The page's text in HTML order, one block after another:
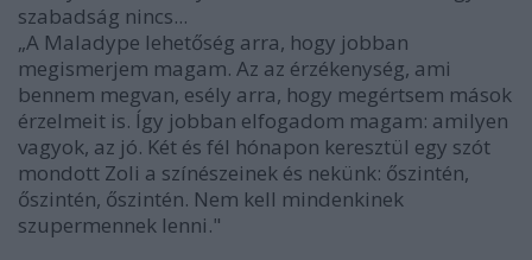
szabadság nincs...
„A Maladype lehetőség arra, hogy jobban
megismerjem magam. Az az érzékenység, ami
bennem megvan, esély arra, hogy megértsem mások
érzelmeit is. Így jobban elfogadom magam: amilyen
vagyok, az jó. Két és fél hónapon keresztül egy szót
mondott Zoli a színészeinek és nekünk: őszintén,
őszintén, őszintén. Nem kell mindenkinek
szupermennek lenni."